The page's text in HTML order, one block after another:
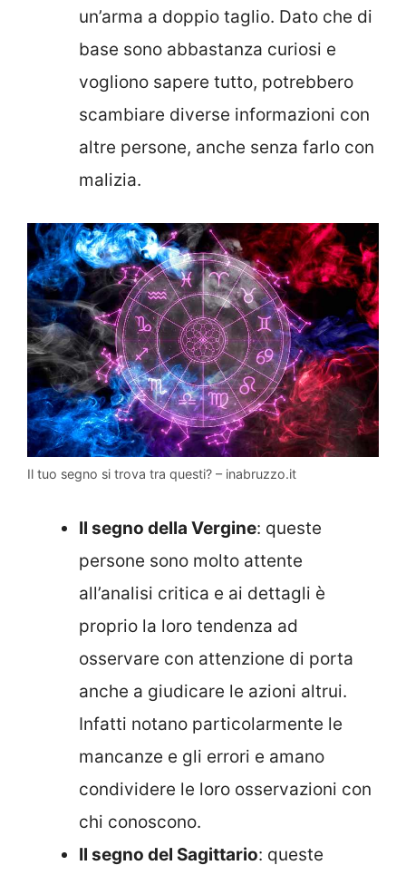
un’arma a doppio taglio. Dato che di
base sono abbastanza curiosi e
vogliono sapere tutto, potrebbero
scambiare diverse informazioni con
altre persone, anche senza farlo con
malizia.
Il tuo segno si trova tra questi? – inabruzzo.it
Il segno della Vergine: queste
persone sono molto attente
all’analisi critica e ai dettagli è
proprio la loro tendenza ad
osservare con attenzione di porta
anche a giudicare le azioni altrui.
Infatti notano particolarmente le
mancanze e gli errori e amano
condividere le loro osservazioni con
chi conoscono.
Il segno del Sagittario: queste